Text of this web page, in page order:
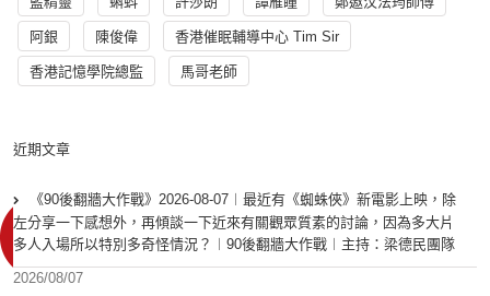
阿銀 陳俊偉 香港催眠輔導中心 Tim Sir
香港記憶學院總監 馬哥老師
近期文章
《90後翻牆大作戰》2026-08-07︱最近有《蜘蛛俠》新電影上映，除
左分享一下感想外，再傾談一下近來有關觀眾質素的討論，因為多大片
多人入場所以特別多奇怪情況？︱90後翻牆大作戰︱主持：梁德民團隊
2026/08/07